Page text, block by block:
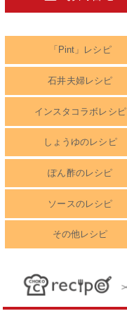
「Pint」レシピ
石井夫婦レシピ
インスタコラボレシピ
しょうゆのレシピ
ぽん酢のレシピ
ソースのレシピ
その他レシピ